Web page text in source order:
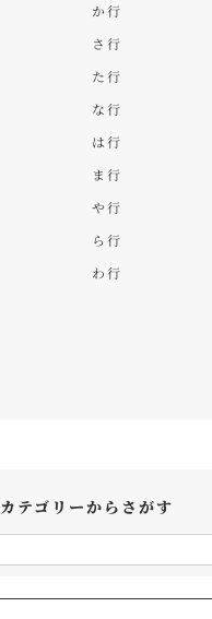
か行
さ行
た行
な行
は行
ま行
や行
ら行
わ行
カテゴリーからさがす